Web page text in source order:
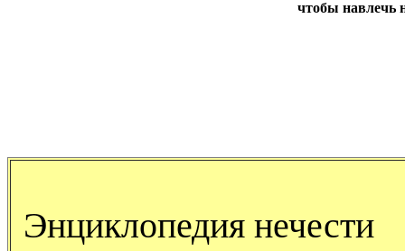
чтобы навлечь
Энциклопедия нечести